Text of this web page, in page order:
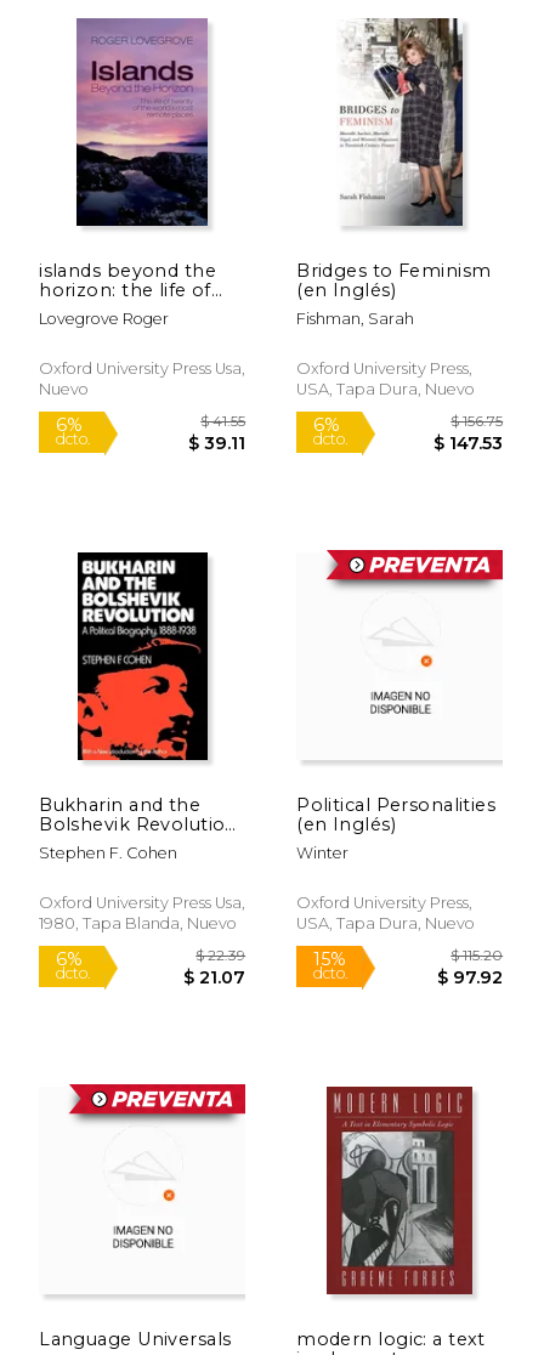
dcto. $ 239.94
15%
dcto. $
15%
islands beyond the
horizon: the life of
twenty of the
world`s most remote
Lovegrove Roger
Oxford University Press Usa,
Nuevo
Bridges to Feminism
(en Inglés)
Fishman, Sarah
Oxford University Press,
USA, Tapa Dura, Nuevo
Bukharin and the
Bolshevik Revolution:
A Political Biography,
1888-1938 (en Inglés)
Stephen F. Cohen
Oxford University Press Usa,
1980, Tapa Blanda, Nuevo
Political Personalities
(en Inglés)
Winter
Oxford University Press,
USA, Tapa Dura, Nuevo
Language Universals
modern logic: a text